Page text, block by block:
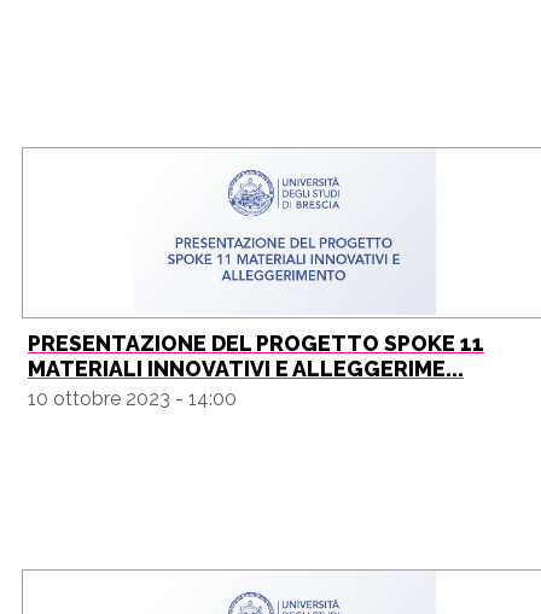
PRESENTAZIONE DEL PROGETTO SPOKE 11
MATERIALI INNOVATIVI E ALLEGGERIME...
10 ottobre 2023 - 14:00